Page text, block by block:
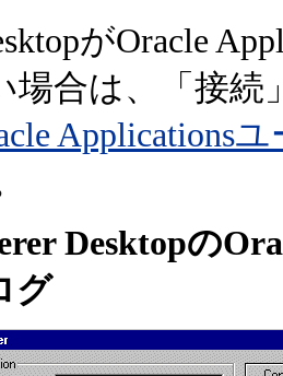
がOracle
場合は、「接
Applications
Desktopの
グ